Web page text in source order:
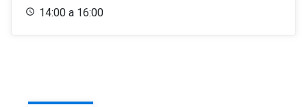
14:00 a 16:00